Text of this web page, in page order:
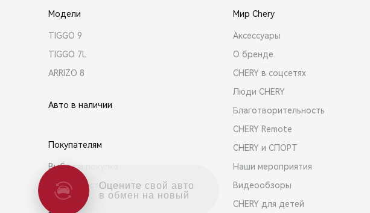
Модели
TIGGO 9
TIGGO 7L
ARRIZO 8
Авто в наличии
Покупателям
Выбор и покупка
Кредит и страхование
Мир Chery
Аксессуары
О бренде
CHERY в соцсетях
Люди CHERY
Благотворительность
CHERY Remote
CHERY и СПОРТ
Наши мероприятия
Видеообзоры
CHERY для детей
Оцените свой авто
в обмен на новый